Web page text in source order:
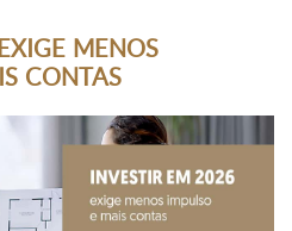
MENOS
CONTAS